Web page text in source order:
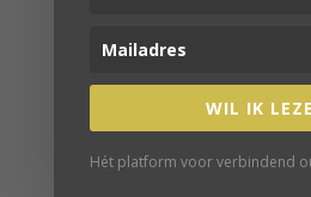
WIL IK
Hét platform voor verbindend